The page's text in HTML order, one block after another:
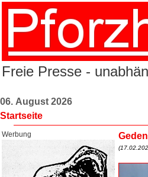
Freie Presse -
06. August 2026
Startseite
Werbung